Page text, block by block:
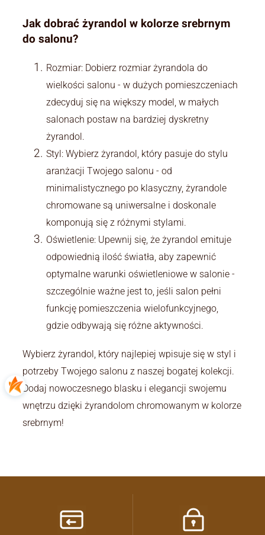
Jak dobrać żyrandol w kolorze srebrnym
do salonu?
Rozmiar: Dobierz rozmiar żyrandola do
wielkości salonu - w dużych pomieszczeniach
zdecyduj się na większy model, w małych
salonach postaw na bardziej dyskretny
żyrandol.
Styl: Wybierz żyrandol, który pasuje do stylu
aranżacji Twojego salonu - od
minimalistycznego po klasyczny, żyrandole
chromowane są uniwersalne i doskonale
komponują się z różnymi stylami.
Oświetlenie: Upewnij się, że żyrandol emituje
odpowiednią ilość światła, aby zapewnić
optymalne warunki oświetleniowe w salonie -
szczególnie ważne jest to, jeśli salon pełni
funkcję pomieszczenia wielofunkcyjnego,
gdzie odbywają się różne aktywności.
Wybierz żyrandol, który najlepiej wpisuje się w styl i
potrzeby Twojego salonu z naszej bogatej kolekcji.
Dodaj nowoczesnego blasku i elegancji swojemu
wnętrzu dzięki żyrandolom chromowanym w kolorze
srebrnym!